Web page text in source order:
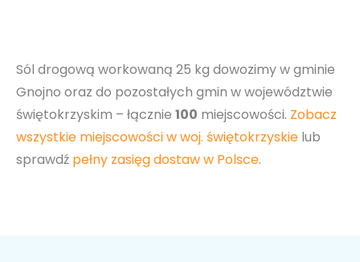
Sól drogową workowaną 25 kg dowozimy w gminie
Gnojno oraz do pozostałych gmin w województwie
świętokrzyskim – łącznie 100 miejscowości. Zobacz
wszystkie miejscowości w woj. świętokrzyskie lub
sprawdź pełny zasięg dostaw w Polsce.